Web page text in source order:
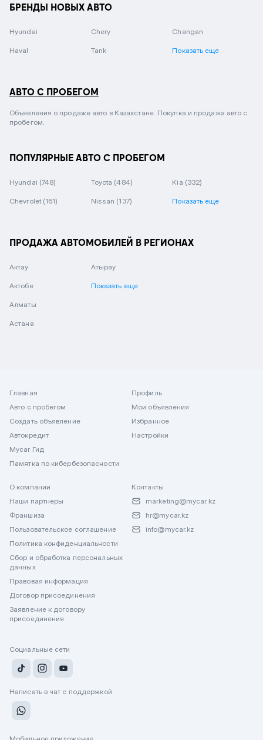
БРЕНДЫ НОВЫХ АВТО
Hyundai Chery Changan
Haval Tank Показать еще
АВТО С ПРОБЕГОМ
Объявления о продаже авто в Казахстане. Покупка и продажа авто с
пробегом.
ПОПУЛЯРНЫЕ АВТО С ПРОБЕГОМ
Hyundai (748) Toyota (484) Kia (332)
Chevrolet (161) Nissan (137) Показать еще
ПРОДАЖА АВТОМОБИЛЕЙ В РЕГИОНАХ
Актау
Актобе
Алматы
Астана
Атырау
Показать еще
Главная
Авто с пробегом
Создать объявление
Автокредит
Mycar Гид
Памятка по кибербезопасности
Профиль
Мои объявления
Избранное
Настройки
О компании
Наши партнеры
Франшиза
Пользовательское соглашение
Политика конфиденциальности
Сбор и обработка персональных
данных
Правовая информация
Договор присоединения
Заявление к договору
присоединения
Контакты
marketing@mycar.kz
hr@mycar.kz
info@mycar.kz
Социальные сети
Написать в чат с поддержкой